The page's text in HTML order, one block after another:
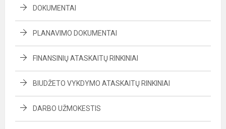
DOKUMENTAI
PLANAVIMO DOKUMENTAI
FINANSINIŲ ATASKAITŲ RINKINIAI
BIUDŽETO VYKDYMO ATASKAITŲ RINKINIAI
DARBO UŽMOKESTIS